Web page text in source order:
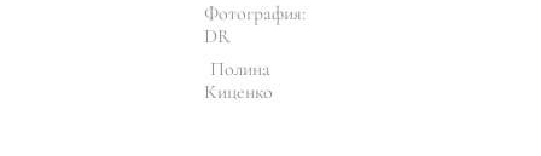
Фотография:
DR
Полина
Киценко